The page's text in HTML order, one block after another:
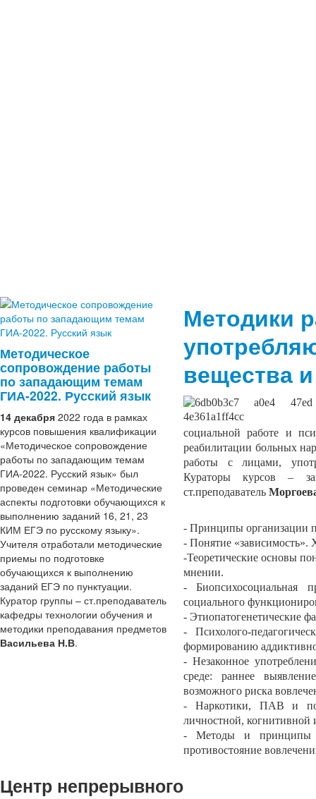
Методическое
сопровождение работы
по западающим темам
ГИА-2022. Русский язык
14 декабря 2022 года в рамках
курсов повышения квалификации
«Методическое сопровождение
работы по западающим темам
ГИА-2022. Русский язык» был
проведен семинар «Методические
аспекты подготовки обучающихся к
выполнению заданий 16, 21, 23
КИМ ЕГЭ по русскому языку».
Учителя отработали методические
приемы по подготовке
обучающихся к выполнению
заданий ЕГЭ по пунктуации.
Куратор группы – ст.преподаватель
кафедры технологии обучения и
методики преподавания предметов
Васильева Н.В.
Методики
вещества
социальной работе и
реабилитации больных
работы с лицами,
Кураторы курсов –
ст.преподаватель
- Принципы организации
- Понятие «зависимость».
-Теоретические основы
мнении.
- Биопсихосоциальная
социального
- Этиопатогенетические
- Психолого-
формированию
- Незаконное
среде: раннее
возможного риска
- Наркотики, ПАВ и
личностной, когнитивной
- Методы и принципы
противостояние
Центр непрерывного